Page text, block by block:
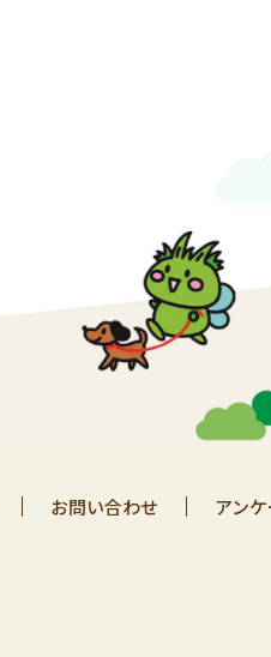
お問い合わせ
アン